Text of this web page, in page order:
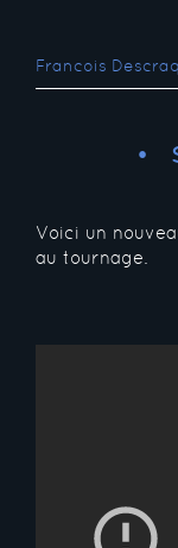
Francois
Voici un
au tournage.